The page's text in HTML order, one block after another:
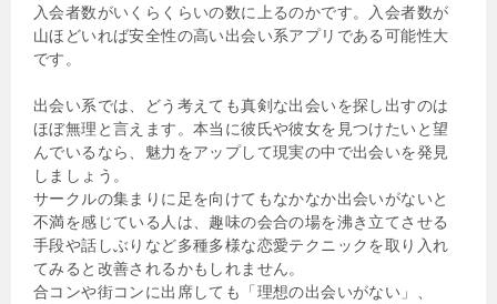
入会者数がいくらくらいの数に上るのかです。入会者数が
山ほどいれば安全性の高い出会い系アプリである可能性大
です。
出会い系では、どう考えても真剣な出会いを探し出すのは
ほぼ無理と言えます。本当に彼氏や彼女を見つけたいと望
んでいるなら、魅力をアップして現実の中で出会いを発見
しましょう。
サークルの集まりに足を向けてもなかなか出会いがないと
不満を感じている人は、趣味の会合の場を沸き立てさせる
手段や話しぶりなど多種多様な恋愛テクニックを取り入れ
てみると改善されるかもしれません。
合コンや街コンに出席しても「理想の出会いがない」、